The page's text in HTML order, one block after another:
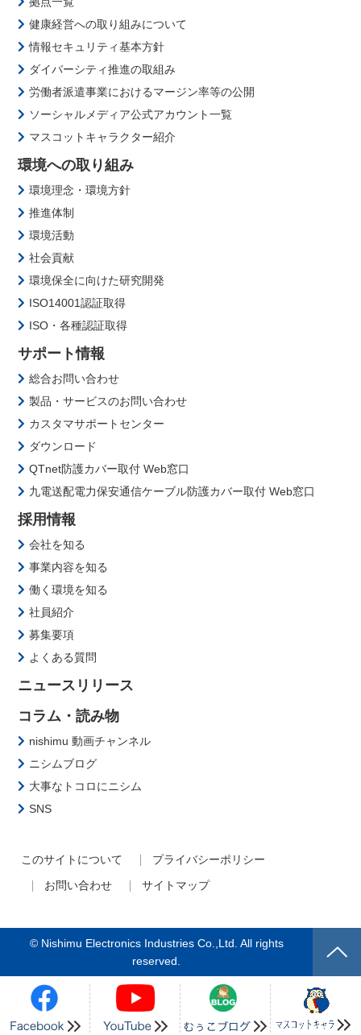
健康経営への取り組みについて
情報セキュリティ基本方針
ダイバーシティ推進の取組み
労働者派遣事業におけるマージン率等の公開
ソーシャルメディア公式アカウント一覧
マスコットキャラクター紹介
環境への取り組み
環境理念・環境方針
推進体制
環境活動
社会貢献
環境保全に向けた研究開発
ISO14001認証取得
ISO・各種認証取得
サポート情報
総合お問い合わせ
製品・サービスのお問い合わせ
カスタマサポートセンター
ダウンロード
QTnet防護カバー取付 Web窓口
九電送配電力保安通信ケーブル防護カバー取付 Web窓口
採用情報
会社を知る
事業内容を知る
働く環境を知る
社員紹介
募集要項
よくある質問
ニュースリリース
コラム・読み物
nishimu 動画チャンネル
ニシムブログ
大事なトコロにニシム
SNS
このサイトについて
プライバシーポリシー
お問い合わせ
サイトマップ
© Nishimu Electronics Industries Co.,Ltd. All rights
reserved.